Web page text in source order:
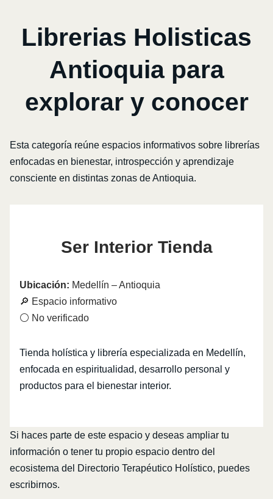
Librerias Holisticas
Antioquia para
explorar y conocer
Esta categoría reúne espacios informativos sobre librerías
enfocadas en bienestar, introspección y aprendizaje
consciente en distintas zonas de Antioquia.
Ser Interior Tienda
Ubicación: Medellín – Antioquia
🔎 Espacio informativo
⚪ No verificado
Tienda holística y librería especializada en Medellín,
enfocada en espiritualidad, desarrollo personal y
productos para el bienestar interior.
Si haces parte de este espacio y deseas ampliar tu
información o tener tu propio espacio dentro del
ecosistema del Directorio Terapéutico Holístico, puedes
escribirnos.